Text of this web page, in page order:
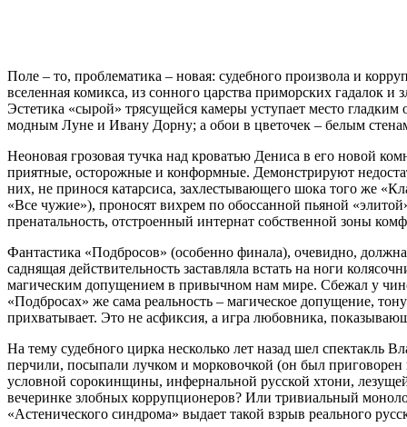
Поле – то, проблематика – новая: судебного произвола и
вселенная комикса, из сонного царства приморских гадалок
Эстетика «сырой» трясущейся камеры уступает место
модным Луне и Ивану Дорну; а обои в цветочек – белым
Неоновая грозовая тучка над кроватью Дениса в его новой
приятные, осторожные и конформные. Демонстрируют
них, не принося катарсиса, захлестывающего шока того же
«Все чужие»), проносят вихрем по обоссанной пьяной
пренатальность, отстроенный интернат собственной зоны
Фантастика «Подбросов» (особенно финала), очевидно,
саднящая действительность заставляла встать на ноги
магическим допущением в привычном нам мире. Сбежал у
«Подбросах» же сама реальность – магическое допущение,
прихватывает. Это не асфиксия, а игра любовника,
На тему судебного цирка несколько лет назад шел
перчили, посыпали лучком и морковочкой (он был
условной сорокинщины, инфернальной русской хтони,
вечеринке злобных коррупционеров? Или тривиальный
«Астенического синдрома» выдает такой взрыв реального